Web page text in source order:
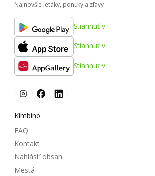
Najnovšie letáky, ponuky a zľavy
Stiahnuť v
Stiahnuť v
Stiahnuť v
Kimbino
FAQ
Kontakt
Nahlásiť obsah
Mestá